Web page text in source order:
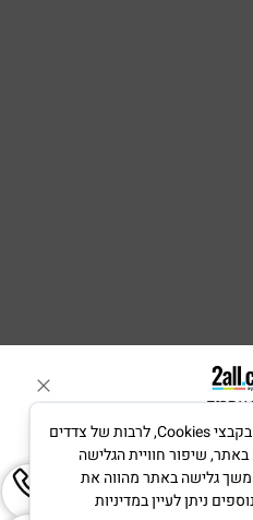
אתרים
לידיעתך, באתרנו נעשה שימוש בקבצי Cookies, לרבות של צדדים
שיפור חוויית הגלישה
גלישה באתר מהווה את
ניתן לעיין במדיניות